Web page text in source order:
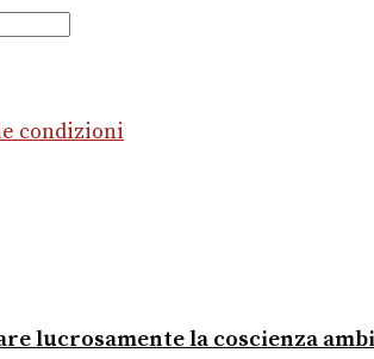
condizioni
lucrosamente la coscienza